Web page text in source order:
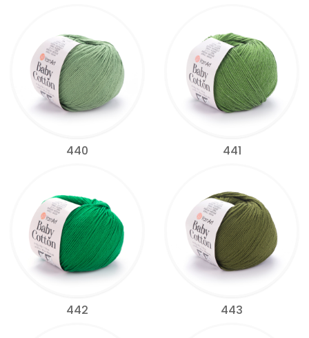
440 441
442 443